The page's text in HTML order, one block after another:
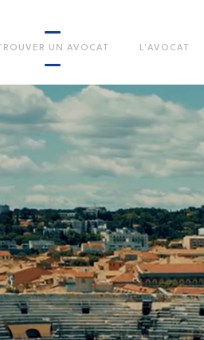
TROUVER UN AVOCAT L'AVOCAT